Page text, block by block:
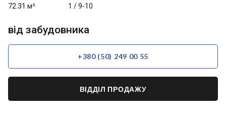
72.31 м² 1 /9-10
від забудовника
+380 (50) 249 00 55
ВІДДІЛ ПРОДАЖУ